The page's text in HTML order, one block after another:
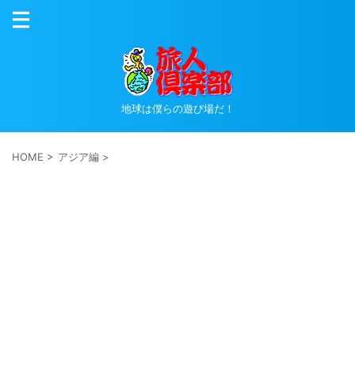
地球は僕らの遊び場だ！
HOME > アジア編 >